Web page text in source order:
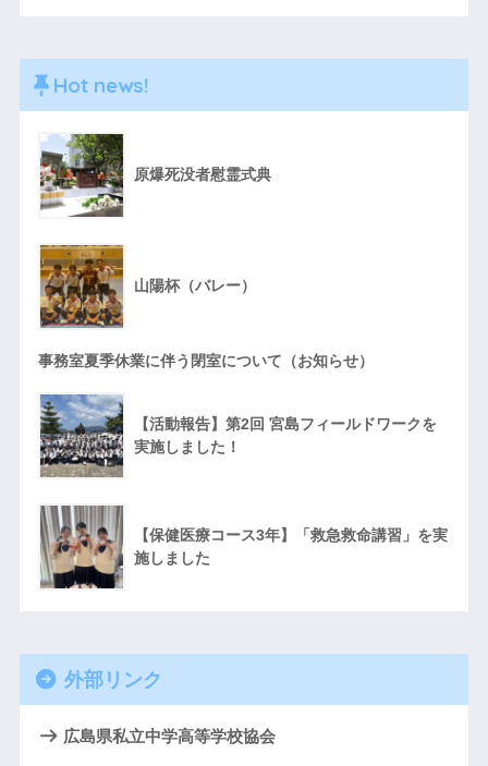
Hot news!
原爆死没者慰霊式典
山陽杯（バレー）
事務室夏季休業に伴う閉室について（お知らせ）
【活動報告】第2回 宮島フィールドワークを
実施しました！
【保健医療コース3年】「救急救命講習」を実
施しました
外部リンク
広島県私立中学高等学校協会